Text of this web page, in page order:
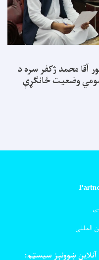
آقا محمد ژکفر سره د
وضعیت ځانګړې
المللی
ښوونېز سیسټم: